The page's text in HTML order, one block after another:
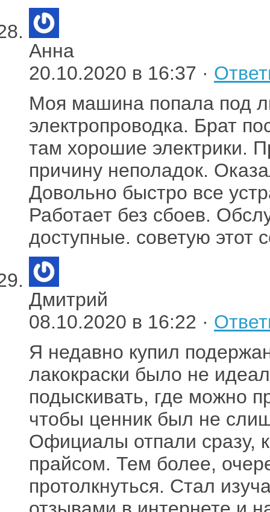
Анна
20.10.2020 в 16:37 ·
Моя машина попала под
электропроводка. Брат
там хорошие электрики.
причину неполадок.
Довольно быстро все
Работает без сбоев.
доступные. советую этот
Дмитрий
08.10.2020 в 16:22 ·
Я недавно купил
лакокраски было не
подыскивать, где можно
чтобы ценник был не
Официалы отпали сразу,
прайсом. Тем более,
протолкнуться. Стал